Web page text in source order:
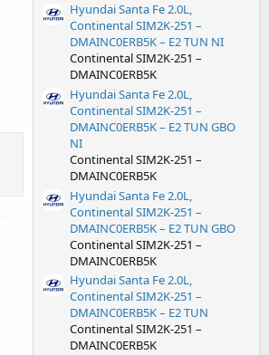
Hyundai Santa Fe 2.0L,
Continental SIM2K-251 –
DMAINC0ERB5K – E2 TUN NI
Continental SIM2K-251 –
DMAINC0ERB5K
Hyundai Santa Fe 2.0L,
Continental SIM2K-251 –
DMAINC0ERB5K – E2 TUN GBO
NI
Continental SIM2K-251 –
DMAINC0ERB5K
Hyundai Santa Fe 2.0L,
Continental SIM2K-251 –
DMAINC0ERB5K – E2 TUN GBO
Continental SIM2K-251 –
DMAINC0ERB5K
Hyundai Santa Fe 2.0L,
Continental SIM2K-251 –
DMAINC0ERB5K – E2 TUN
Continental SIM2K-251 –
DMAINC0ERB5K